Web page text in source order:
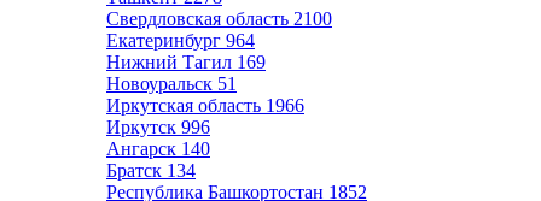
Свердловская область 2100
Екатеринбург 964
Нижний Тагил 169
Новоуральск 51
Иркутская область 1966
Иркутск 996
Ангарск 140
Братск 134
Республика Башкортостан 1852